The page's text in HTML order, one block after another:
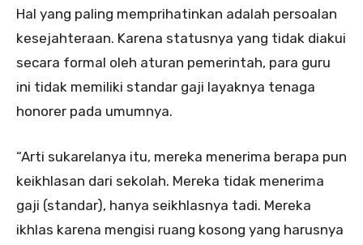
Hal yang paling memprihatinkan adalah persoalan
kesejahteraan. Karena statusnya yang tidak diakui
secara formal oleh aturan pemerintah, para guru
ini tidak memiliki standar gaji layaknya tenaga
honorer pada umumnya.
“Arti sukarelanya itu, mereka menerima berapa pun
keikhlasan dari sekolah. Mereka tidak menerima
gaji (standar), hanya seikhlasnya tadi. Mereka
ikhlas karena mengisi ruang kosong yang harusnya